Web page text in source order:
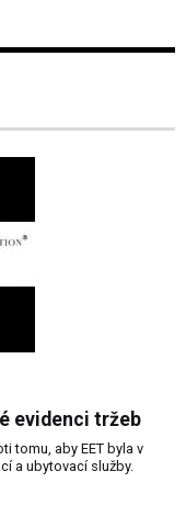
evidenci tržeb
tomu, aby EET byla v
a ubytovací služby.